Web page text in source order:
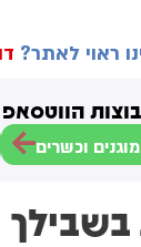
ראוי לאתר?
וכשרים